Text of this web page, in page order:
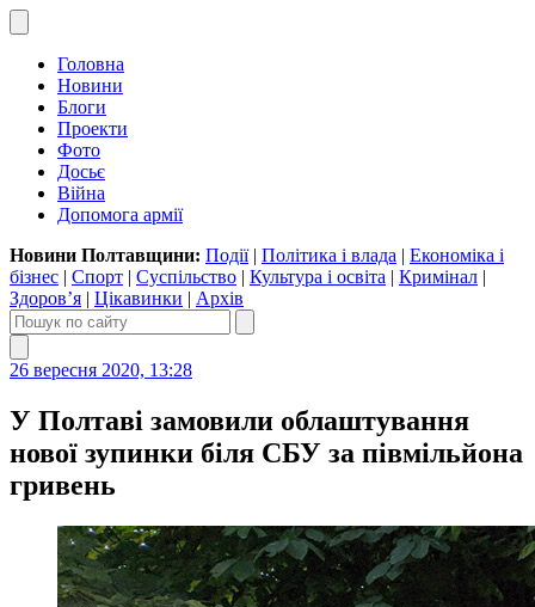
Головна
Новини
Блоги
Проекти
Фото
Досьє
Війна
Допомога армії
Новини Полтавщини: Події| Політика і влада | Економіка і
бізнес | Спорт | Суспільство | Культура і освіта | Кримінал |
Здоров’я | Цікавинки | Архів
26 вересня 2020, 13:28
У Полтаві замовили облаштування
нової зупинки біля СБУ за півмільйона
гривень